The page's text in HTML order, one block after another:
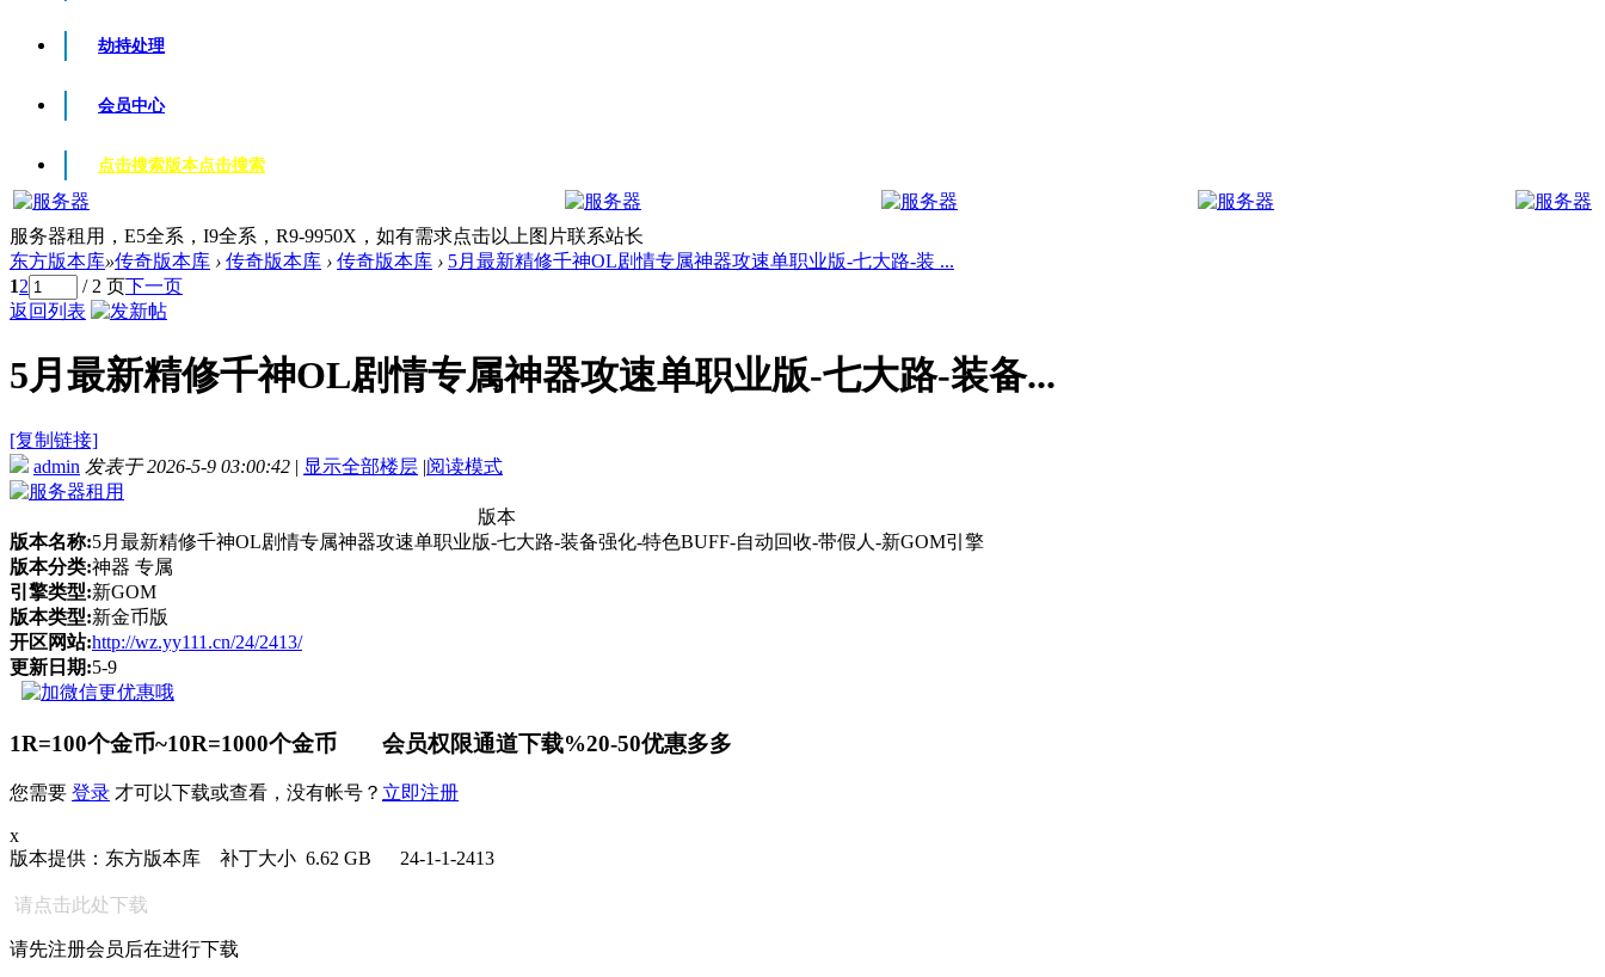
劫持处理
会员中心
点击搜索版本点击搜索
服务器租用，E5全系，I9全系，R9-9950X，如有需求点击以上图片联系站长
东方版本库»传奇版本库 › 传奇版本库 › 传奇版本库 › 5月最新精修千神OL剧情专属神器攻速单职业版-七大路-装 ...
12 / 2 页下一页
返回列表
5月最新精修千神OL剧情专属神器攻速单职业版-七大路-装备...
[复制链接]
admin 发表于 2026-5-9 03:00:42 | 显示全部楼层 |阅读模式
版本
版本名称:5月最新精修千神OL剧情专属神器攻速单职业版-七大路-装备强化-特色BUFF-自动回收-带假人-新GOM引擎
版本分类:神器 专属
引擎类型:新GOM
版本类型:新金币版
开区网站:http://wz.yy111.cn/24/2413/
更新日期:5-9
1R=100个金币~10R=1000个金币 会员权限通道下载%20-50优惠多多
您需要 登录 才可以下载或查看，没有帐号？ 立即注册
x
版本提供：东方版本库 补丁大小 6.62 GB 24-1-1-2413
请点击此处下载
请先注册会员后在进行下载